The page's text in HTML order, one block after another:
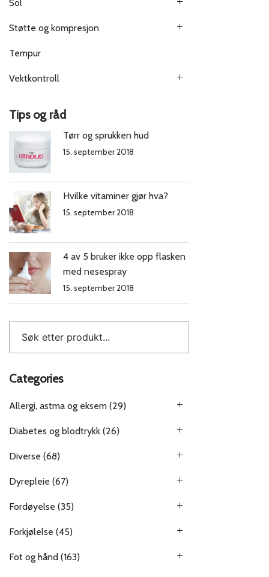
Sol
Støtte og kompresjon
Tempur
Vektkontroll
Tips og råd
Tørr og sprukken hud
15. september 2018
Hvilke vitaminer gjør hva?
15. september 2018
4 av 5 bruker ikke opp flasken
med nesespray
15. september 2018
Categories
Allergi, astma og eksem (29)
Diabetes og blodtrykk (26)
Diverse (68)
Dyrepleie (67)
Fordøyelse (35)
Forkjølelse (45)
Fot og hånd (163)